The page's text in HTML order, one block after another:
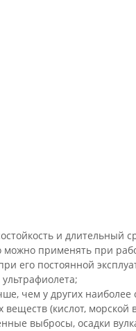
и длительный
можно применять при
его постоянной
чем у других наиболее
(кислот, морской
выбросы, осадки